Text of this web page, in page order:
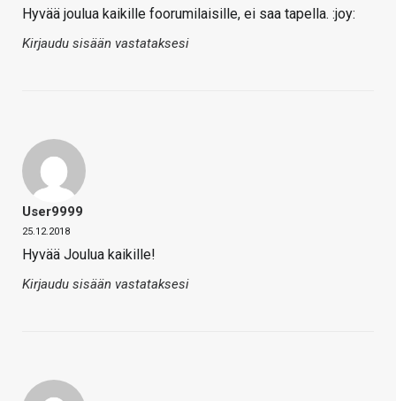
Hyvää joulua kaikille foorumilaisille, ei saa tapella. :joy:
Kirjaudu sisään vastataksesi
User9999
25.12.2018
Hyvää Joulua kaikille!
Kirjaudu sisään vastataksesi